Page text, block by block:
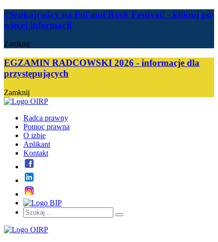
#Szukajradcy na Pol'and'Rock Festival! - kliknij po
więcej informacji
Zamknij
EGZAMIN RADCOWSKI 2026 - informacje dla
przystępujących
Zamknij
Radca prawny
Pomoc prawna
O izbie
Aplikant
Kontakt
Szukaj:
Szukaj